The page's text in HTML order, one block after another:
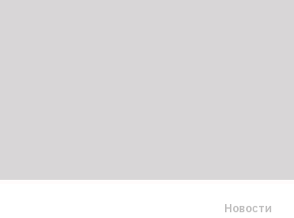
Новости